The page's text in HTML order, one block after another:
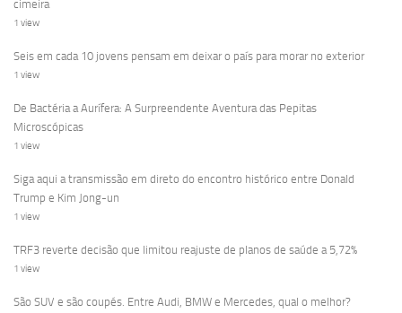
cimeira
1 view
Seis em cada 10 jovens pensam em deixar o país para morar no exterior
1 view
De Bactéria a Aurífera: A Surpreendente Aventura das Pepitas
Microscópicas
1 view
Siga aqui a transmissão em direto do encontro histórico entre Donald
Trump e Kim Jong-un
1 view
TRF3 reverte decisão que limitou reajuste de planos de saúde a 5,72%
1 view
São SUV e são coupés. Entre Audi, BMW e Mercedes, qual o melhor?